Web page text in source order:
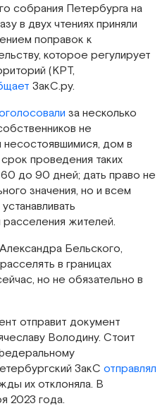
собрания Петербурга на
в двух чтениях приняли
поправок к
которое регулирует
(КРТ,
ЗакС.ру.
за несколько
не
несостоявшимися, дом в
проведения таких
до 90 дней; дать право не
значения, но и всем
жителей.
Бельского,
расселять в границах
но не обязательно в
отправит документ
Володину. Стоит
ЗакС отправлял
их отклоняла. В
2023 года.